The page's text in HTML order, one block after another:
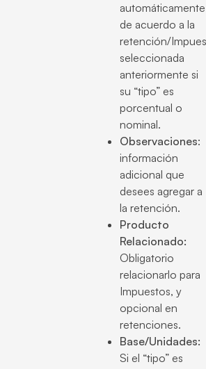
automáticamente
de acuerdo a la
retención/
seleccionada
anteriormente si
su “tipo” es
porcentual o
nominal.
Observaciones:
información
adicional que
desees agregar a
la retención.
Producto
Relacionado:
Obligatorio
relacionarlo para
Impuestos, y
opcional en
retenciones.
Base/Unidades:
Si el “tipo” es